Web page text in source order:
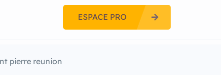
ESPACE PRO
pierre reunion